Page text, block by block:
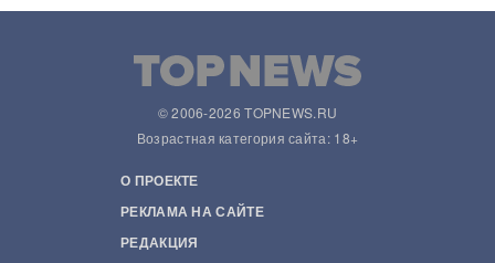
© 2006-2026 TOPNEWS.RU
Возрастная категория сайта: 18+
О ПРОЕКТЕ
РЕКЛАМА НА САЙТЕ
РЕДАКЦИЯ